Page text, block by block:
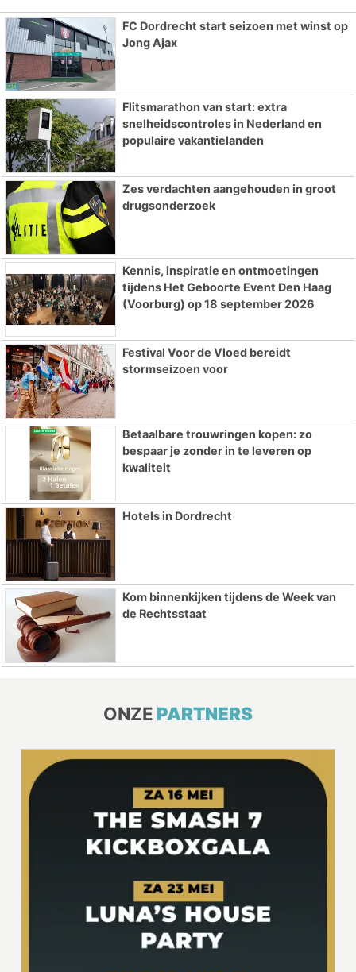
FC Dordrecht start seizoen met winst op
Jong Ajax
Flitsmarathon van start: extra
snelheidscontroles in Nederland en
populaire vakantielanden
Zes verdachten aangehouden in groot
drugsonderzoek
Kennis, inspiratie en ontmoetingen
tijdens Het Geboorte Event Den Haag
(Voorburg) op 18 september 2026
Festival Voor de Vloed bereidt
stormseizoen voor
Betaalbare trouwringen kopen: zo
bespaar je zonder in te leveren op
kwaliteit
Hotels in Dordrecht
Kom binnenkijken tijdens de Week van
de Rechtsstaat
ONZE PARTNERS